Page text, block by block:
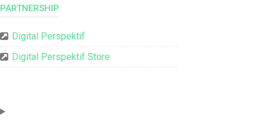
PARTNERSHIP
Digital Perspektif
Digital Perspektif Store